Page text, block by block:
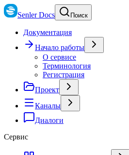
Senler Docs Поиск
Документация
Начало работы
О сервисе
Терминология
Регистрация
Проект
Каналы
Диалоги
Сервис